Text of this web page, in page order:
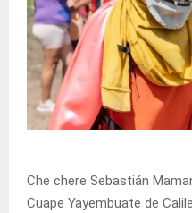
Che chere Sebastián
Cuape Yayembuate de